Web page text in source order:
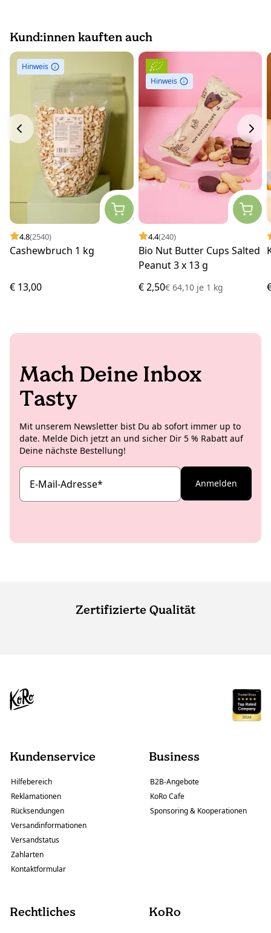
Kund:innen kauften auch
Hinweis
4.8(2540)
Cashewbruch 1 kg
€ 13,00
Hinweis
4.4(240)
Bio Nut Butter Cups Salted
Peanut 3 x 13 g
€ 2,50€ 64,10 je1 kg
Mach Deine Inbox
Tasty
Mit unserem Newsletter bist Du ab sofort immer up to
date. Melde Dich jetzt an und sicher Dir 5 % Rabatt auf
Deine nächste Bestellung!
E-Mail-Adresse* Anmelden
Zertifizierte Qualität
Kundenservice
Hilfebereich
Reklamationen
Rücksendungen
Versandinformationen
Versandstatus
Zahlarten
Kontaktformular
Business
B2B-Angebote
KoRo Cafe
Sponsoring & Kooperationen
Rechtliches KoRo